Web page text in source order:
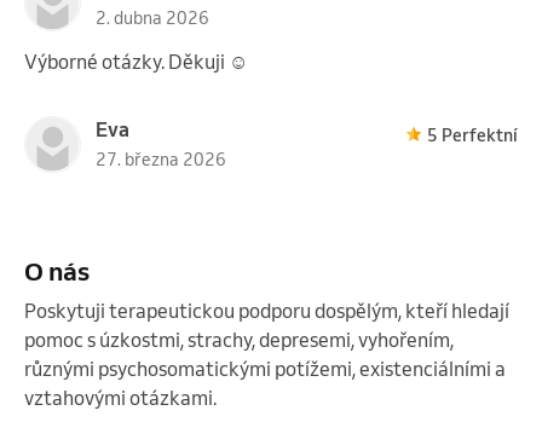
2. dubna 2026
Výborné otázky. Děkuji ☺️
Eva
27. března 2026
5 Perfektní
O nás
Poskytuji terapeutickou podporu dospělým, kteří hledají
pomoc s úzkostmi, strachy, depresemi, vyhořením,
různými psychosomatickými potížemi, existenciálními a
vztahovými otázkami.